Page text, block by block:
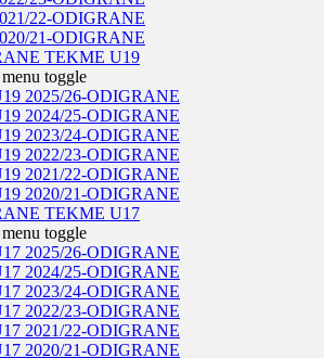
22-ODIGRANE
21-ODIGRANE
TEKME U19
2025/26-ODIGRANE
2024/25-ODIGRANE
2023/24-ODIGRANE
2022/23-ODIGRANE
2021/22-ODIGRANE
2020/21-ODIGRANE
TEKME U17
2025/26-ODIGRANE
2024/25-ODIGRANE
2023/24-ODIGRANE
2022/23-ODIGRANE
2021/22-ODIGRANE
2020/21-ODIGRANE